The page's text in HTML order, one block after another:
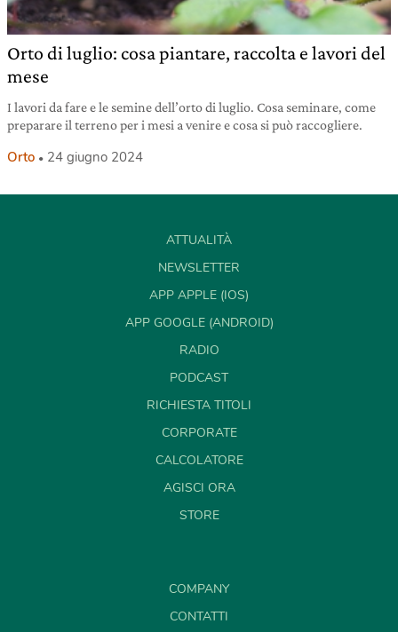
Orto di luglio: cosa piantare, raccolta e lavori del
mese
I lavori da fare e le semine dell’orto di luglio. Cosa seminare, come
preparare il terreno per i mesi a venire e cosa si può raccogliere.
Orto 24 giugno 2024
ATTUALITÀ
NEWSLETTER
APP APPLE (IOS)
APP GOOGLE (ANDROID)
RADIO
PODCAST
RICHIESTA TITOLI
CORPORATE
CALCOLATORE
AGISCI ORA
STORE
COMPANY
CONTATTI